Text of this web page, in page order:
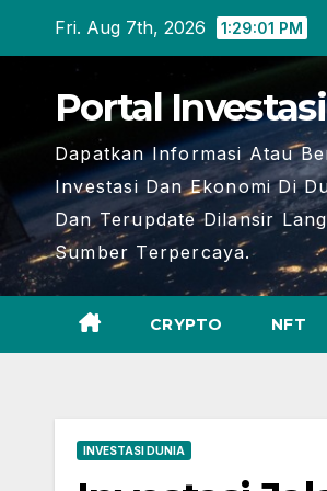
Fri. Aug 7th, 2026 1:29:02 PM
Portal
Dapatkan Informasi Atau
Investasi Dan Ekonomi Di
Dan Terupdate Dilansir
Sumber Terpercaya.
CRYPTO NFT
INVESTASI DUNIA